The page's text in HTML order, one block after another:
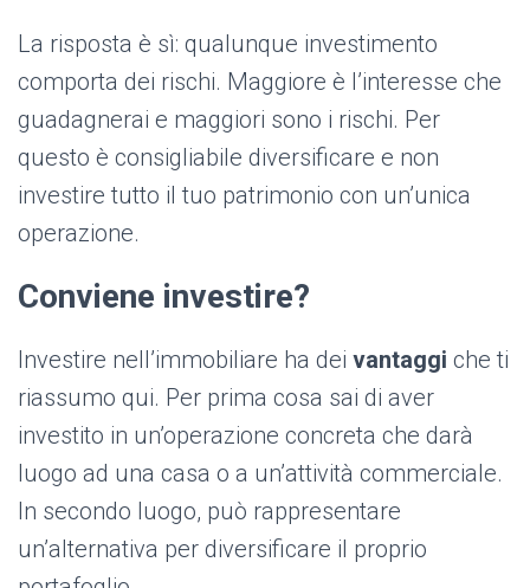
La risposta è sì: qualunque investimento
comporta dei rischi. Maggiore è l’interesse che
guadagnerai e maggiori sono i rischi. Per
questo è consigliabile diversificare e non
investire tutto il tuo patrimonio con un’unica
operazione.
Conviene investire?
Investire nell’immobiliare ha dei vantaggi che ti
riassumo qui. Per prima cosa sai di aver
investito in un’operazione concreta che darà
luogo ad una casa o a un’attività commerciale.
In secondo luogo, può rappresentare
un’alternativa per diversificare il proprio